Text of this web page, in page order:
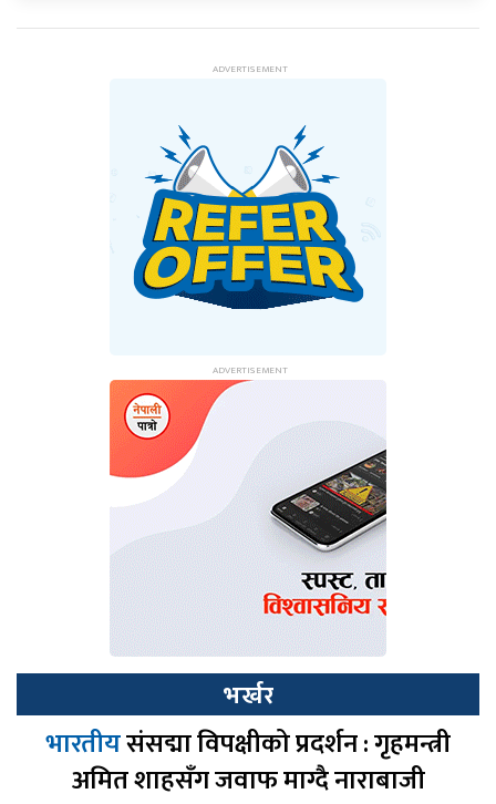
भर्खर
भारतीयसंसद्मा विपक्षीको प्रदर्शन : गृहमन्त्री
अमित शाहसँग जवाफ माग्दै नाराबाजी